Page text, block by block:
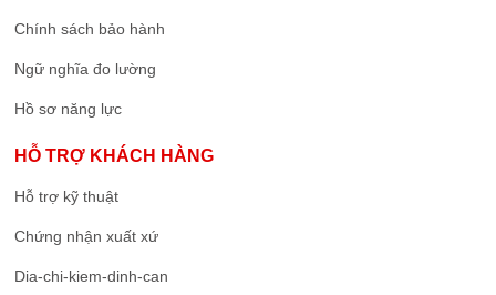
Chính sách bảo hành
Ngữ nghĩa đo lường
Hồ sơ năng lực
HỖ TRỢ KHÁCH HÀNG
Hỗ trợ kỹ thuật
Chứng nhận xuất xứ
Dia-chi-kiem-dinh-can